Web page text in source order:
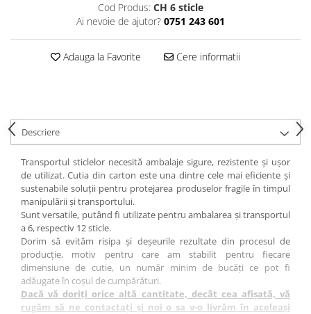
Cod Produs: CH 6 sticle
Ai nevoie de ajutor? 0751 243 601
Adauga la Favorite Cere informatii
Descriere
Transportul sticlelor necesită ambalaje sigure, rezistente și ușor
de utilizat. Cutia din carton este una dintre cele mai eficiente și
sustenabile soluții pentru protejarea produselor fragile în timpul
manipulării și transportului.
Sunt versatile, putând fi utilizate pentru ambalarea și transportul
a 6, respectiv 12 sticle.
Dorim să evităm risipa și deșeurile rezultate din procesul de
producție, motiv pentru care am stabilit pentru fiecare
dimensiune de cutie, un număr minim de bucăți ce pot fi
adăugate în coșul de cumpărături.
Dacă vă doriți orice altă cantitate, decât cea afișată, vă
rugăm să ne contactați și noi o sa v-o livrăm în aceleași